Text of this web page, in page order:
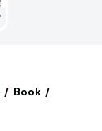
Book